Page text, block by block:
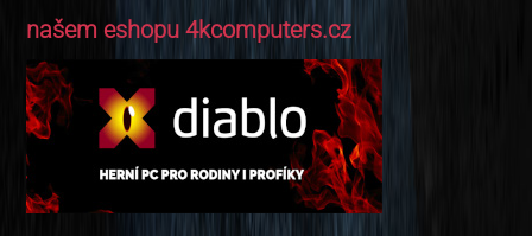
našem eshopu 4kcomputers.cz